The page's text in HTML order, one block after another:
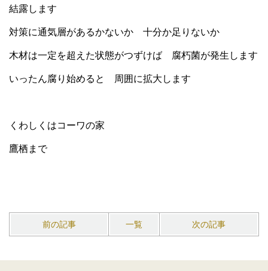
結露します
対策に通気層があるかないか 十分か足りないか
木材は一定を超えた状態がつずけば 腐朽菌が発生します
いったん腐り始めると 周囲に拡大します
くわしくはコーワの家
鷹栖まで
前の記事 一覧 次の記事